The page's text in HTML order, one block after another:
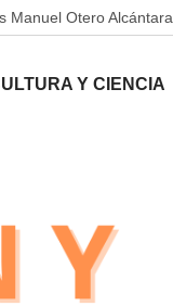
Manuel Otero Alcántara
Y CIENCIA